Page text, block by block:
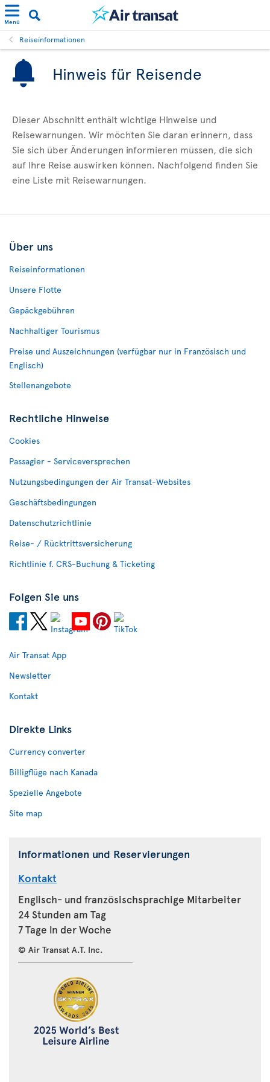
Menü
Reiseinformationen
Hinweis für Reisende
Dieser Abschnitt enthält wichtige Hinweise und
Reisewarnungen. Wir möchten Sie daran erinnern, dass
Sie sich über Änderungen informieren müssen, die sich
auf Ihre Reise auswirken können. Nachfolgend finden Sie
eine Liste mit Reisewarnungen.
Über uns
Reiseinformationen
Unsere Flotte
Gepäckgebühren
Nachhaltiger Tourismus
Preise und Auszeichnungen (verfügbar nur in Französisch und
Englisch)
Stellenangebote
Rechtliche Hinweise
Cookies
Passagier - Serviceversprechen
Nutzungsbedingungen der Air Transat-Websites
Geschäftsbedingungen
Datenschutzrichtlinie
Reise- / Rücktrittsversicherung
Richtlinie f. CRS-Buchung & Ticketing
Folgen Sie uns
Air Transat App
Newsletter
Kontakt
Direkte Links
Currency converter
Billigflüge nach Kanada
Spezielle Angebote
Site map
Informationen und Reservierungen
Kontakt
Englisch- und französischsprachige Mitarbeiter
24 Stunden am Tag
7 Tage in der Woche
© Air Transat A.T. Inc.